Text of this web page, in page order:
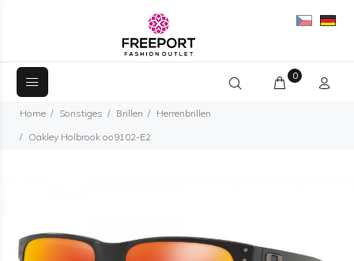
0
Home Sonstiges Brillen
Herrenbrillen
Oakley Holbrook oo9102-E2